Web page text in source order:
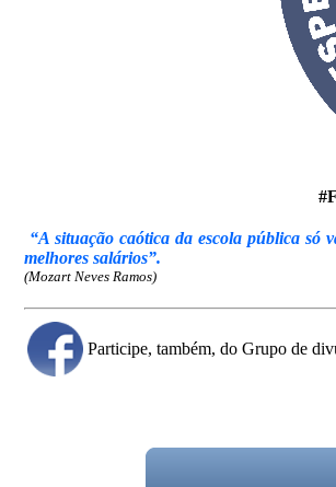
“A situação caótica da escola pública só
melhores salários”.
(Mozart Neves Ramos)
Participe, também, do Grupo de